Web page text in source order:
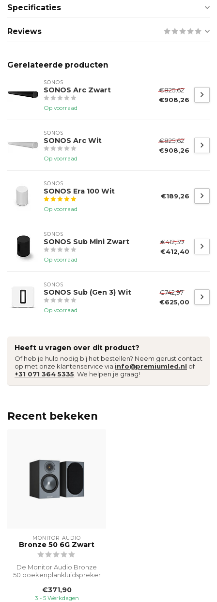
Specificaties
Reviews
Gerelateerde producten
SONOS
SONOS Arc Zwart
Op voorraad
€825,62
€908,26
SONOS
SONOS Arc Wit
Op voorraad
€825,62
€908,26
SONOS
SONOS Era 100 Wit
Op voorraad
€189,26
SONOS
SONOS Sub Mini Zwart
Op voorraad
€412,39
€412,40
SONOS
SONOS Sub (Gen 3) Wit
Op voorraad
€742,97
€625,00
Heeft u vragen over dit product?
Of heb je hulp nodig bij het bestellen? Neem gerust contact
op met onze klantenservice via info@premiumled.nl of
+31 071 364 5335 . We helpen je graag!
Recent bekeken
MONITOR AUDIO
Bronze 50 6G Zwart
De Monitor Audio Bronze
50 boekenplankluidspreker
model in...
€371,90
3 - 5 Werkdagen